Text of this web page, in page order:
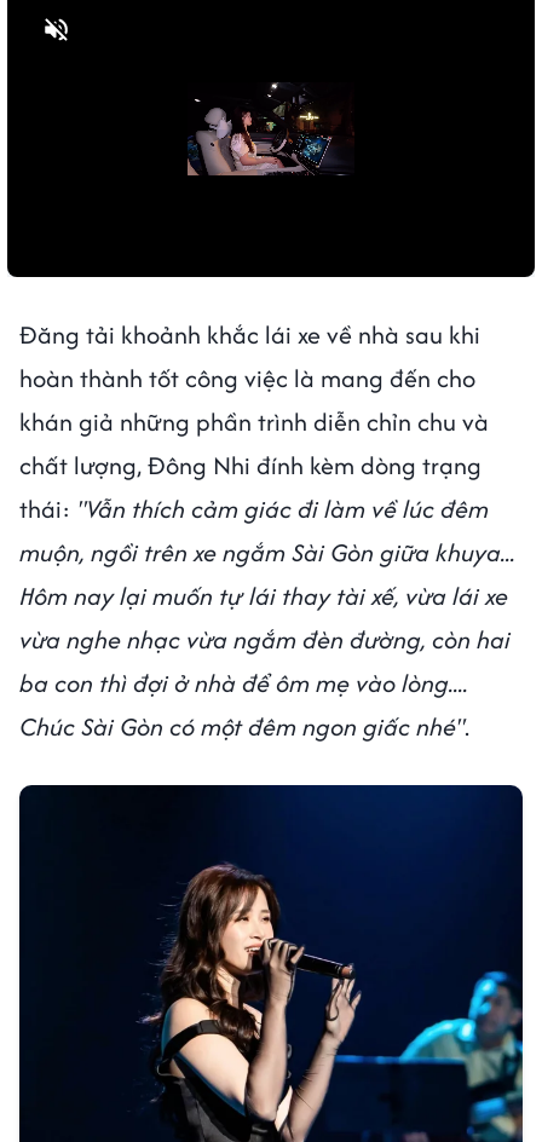
Đăng tải khoảnh khắc lái xe về nhà sau khi
hoàn thành tốt công việc là mang đến cho
khán giả những phần trình diễn chỉn chu và
chất lượng, Đông Nhi đính kèm dòng trạng
thái: "Vẫn thích cảm giác đi làm về lúc đêm
muộn, ngồi trên xe ngắm Sài Gòn giữa khuya...
Hôm nay lại muốn tự lái thay tài xế, vừa lái xe
vừa nghe nhạc vừa ngắm đèn đường, còn hai
ba con thì đợi ở nhà để ôm mẹ vào lòng....
Chúc Sài Gòn có một đêm ngon giấc nhé".